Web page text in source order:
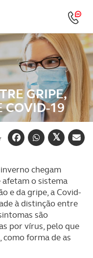
GRIPE,
COVID-19
chegam
o sistema
e da gripe, a Covid-
à distinção entre
são
por vírus, pelo que
forma de as